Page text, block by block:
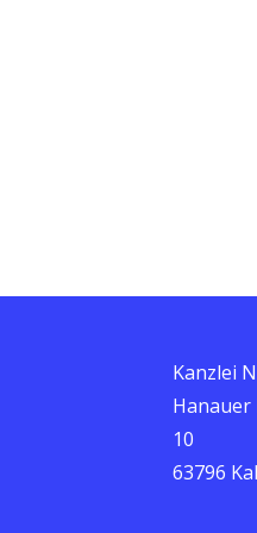
Kanzlei
10
63796